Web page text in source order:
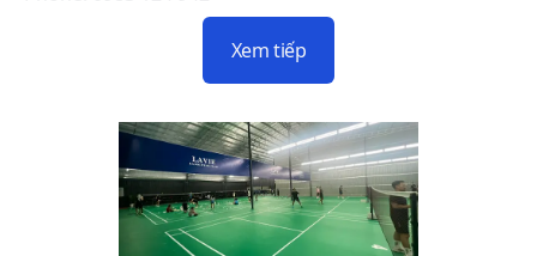
Xem tiếp